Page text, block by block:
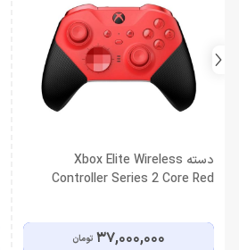
دسته Xbox Elite Wireless
Controller Series 2 Core Red
37,000,000 تومان